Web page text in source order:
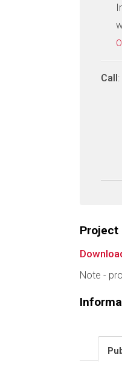
Call:
Project
Note -